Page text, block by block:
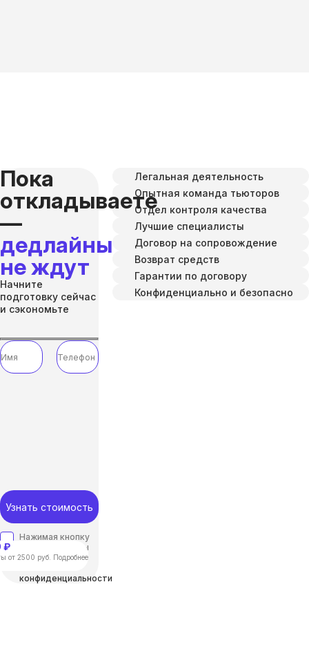
Пока
откладываете
—
дедлайны
не ждут
Начните
подготовку сейчас
и сэкономьте
Узнать стоимость
Нажимая кнопку
“отправить”, вы
соглашаетесь с
конфиденциальности
₽
от 2500 руб. Подробнее
Легальная деятельность
Опытная команда тьюторов
Отдел контроля качества
Лучшие специалисты
Договор на сопровождение
Возврат средств
Гарантии по договору
Конфиденциально и безопасно